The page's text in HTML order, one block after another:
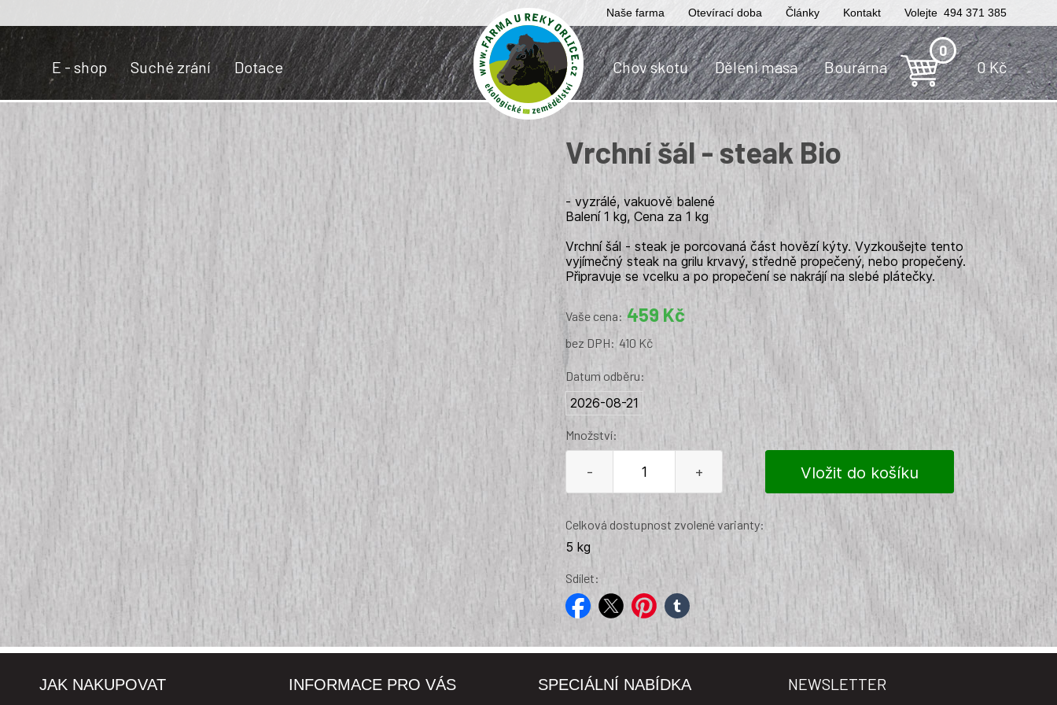
Vrchní šál - steak Bio
- vyzrálé, vakuově balené
Balení 1 kg, Cena za 1 kg
Vrchní šál - steak je porcovaná část hovězí kýty. Vyzkoušejte tento
vyjímečný steak na grilu krvavý, středně propečený, nebo propečený.
Připravuje se vcelku a po propečení se nakrájí na slebé plátečky.
Vaše cena: 459 Kč
bez DPH: 410 Kč
Datum odběru:
2026-08-21
Množství:
- +
Celková dostupnost zvolené varianty:
5 kg
Sdílet:
facebook
twitterpinterest
tumblr
0
0Kč
Naše farma Otevírací doba Články Kontakt Volejte 494 371 385
E - shop Suché zrání Dotace Bourárna
Dělení masa
Chov skotu
JAK NAKUPOVAT INFORMACE PRO VÁS SPECIÁLNÍ NABÍDKA NEWSLETTER